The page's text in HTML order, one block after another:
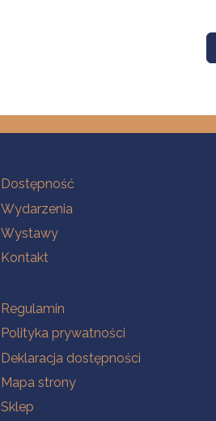
Na skróty
Dostępność
Wydarzenia
Wystawy
Kontakt
Na skróty
Regulamin
Polityka prywatności
Deklaracja dostępności
Mapa strony
Sklep